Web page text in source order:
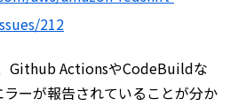
212
Github ActionsやCodeBuildな
ーが報告されていることが分か